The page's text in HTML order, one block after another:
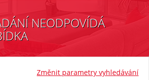
NEODPOVÍDÁ
Změnit parametry vyhledávání